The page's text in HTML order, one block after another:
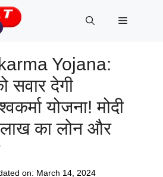
Menu
Yojana:
देगी
योजना! मोदी
का लोन और
on: March 14, 2024